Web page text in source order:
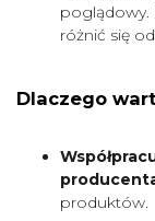
poglądowy.
różnić się
Dlaczego
produktów.